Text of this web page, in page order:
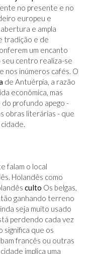
no presente e no
europeu e
e ampla
tradição e de
um encanto
seu centro realiza-se
nos inúmeros cafés. O
de Antuérpia, a razão
econômica, mas
profundo apego -
obras literárias - que
falam o local
Holandês como
culto Os belgas,
ganhando terreno
seja muito usado
perdendo cada vez
significa que os
francês ou outras
implica uma